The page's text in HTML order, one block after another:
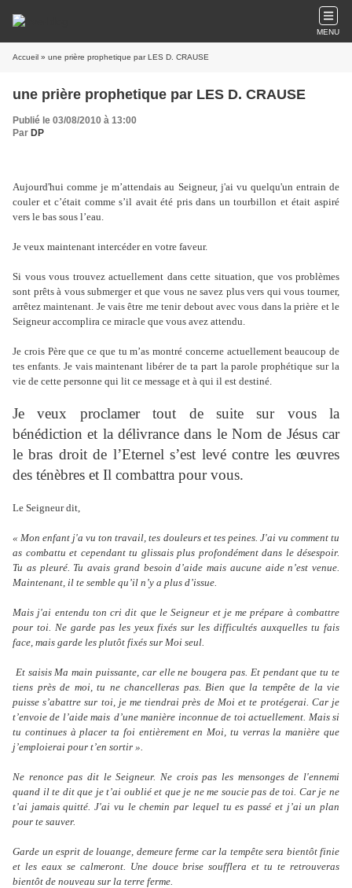
MENU
Accueil » une prière prophetique par LES D. CRAUSE
une prière prophetique par LES D. CRAUSE
Publié le 03/08/2010 à 13:00
Par DP
Aujourd'hui comme je m’attendais au Seigneur, j'ai vu quelqu'un entrain de
couler et c’était comme s’il avait été pris dans un tourbillon et était aspiré
vers le bas sous l’eau.
Je veux maintenant intercéder en votre faveur.
Si vous vous trouvez actuellement dans cette situation, que vos problèmes
sont prêts à vous submerger et que vous ne savez plus vers qui vous tourner,
arrêtez maintenant. Je vais être me tenir debout avec vous dans la prière et le
Seigneur accomplira ce miracle que vous avez attendu.
Je crois Père que ce que tu m’as montré concerne actuellement beaucoup de
tes enfants. Je vais maintenant libérer de ta part la parole prophétique sur la
vie de cette personne qui lit ce message et à qui il est destiné.
Je veux proclamer tout de suite sur vous la
bénédiction et la délivrance dans le Nom de Jésus car
le bras droit de l’Eternel s’est levé contre les œuvres
des ténèbres et Il combattra pour vous.
Le Seigneur dit,
« Mon enfant j'a vu ton travail, tes douleurs et tes peines. J'ai vu comment tu
as combattu et cependant tu glissais plus profondément dans le désespoir.
Tu as pleuré. Tu avais grand besoin d’aide mais aucune aide n’est venue.
Maintenant, il te semble qu’il n’y a plus d’issue.
Mais j'ai entendu ton cri dit que le Seigneur et je me prépare à combattre
pour toi. Ne garde pas les yeux fixés sur les difficultés auxquelles tu fais
face, mais garde les plutôt fixés sur Moi seul.
Et saisis Ma main puissante, car elle ne bougera pas. Et pendant que tu te
tiens près de moi, tu ne chancelleras pas. Bien que la tempête de la vie
puisse s’abattre sur toi, je me tiendrai près de Moi et te protégerai. Car je
t’envoie de l’aide mais d’une manière inconnue de toi actuellement. Mais si
tu continues à placer ta foi entièrement en Moi, tu verras la manière que
j’emploierai pour t’en sortir ».
Ne renonce pas dit le Seigneur. Ne crois pas les mensonges de l'ennemi
quand il te dit que je t’ai oublié et que je ne me soucie pas de toi. Car je ne
t’ai jamais quitté. J'ai vu le chemin par lequel tu es passé et j’ai un plan
pour te sauver.
Garde un esprit de louange, demeure ferme car la tempête sera bientôt finie
et les eaux se calmeront. Une douce brise soufflera et tu te retrouveras
bientôt de nouveau sur la terre ferme.